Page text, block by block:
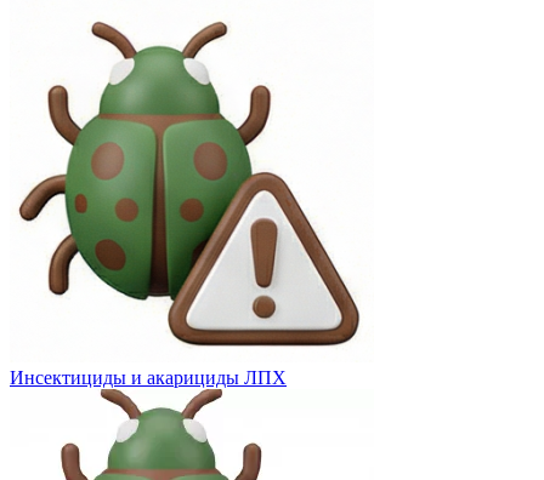
Инсектициды и акарициды ЛПХ